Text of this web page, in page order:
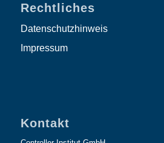
Rechtliches
Datenschutzhinweis
Impressum
Kontakt